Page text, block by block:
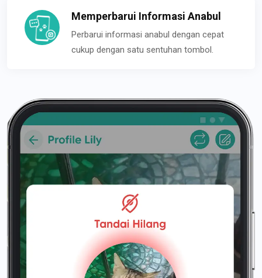
Memperbarui Informasi Anabul
Perbarui informasi anabul dengan cepat
cukup dengan satu sentuhan tombol.